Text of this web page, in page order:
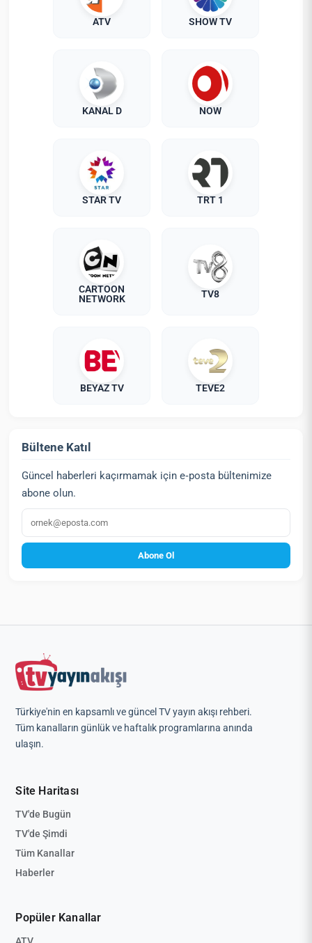
ATV SHOW TV
KANAL D NOW
STAR TV TRT 1
CARTOON
NETWORK
TV8
BEYAZ TV TEVE2
Bültene Katıl
Güncel haberleri kaçırmamak için e‑posta bültenimize
abone olun.
E‑posta
Abone Ol
Türkiye'nin en kapsamlı ve güncel TV yayın akışı rehberi.
Tüm kanalların günlük ve haftalık programlarına anında
ulaşın.
Site Haritası
TV'de Bugün
TV'de Şimdi
Tüm Kanallar
Haberler
Popüler Kanallar
ATV